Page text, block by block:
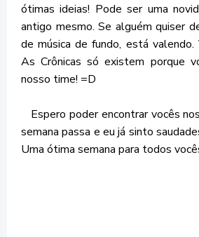
ótimas ideias! Pode ser uma
antigo mesmo. Se alguém quiser
de música de fundo, está valendo.
As Crônicas só existem porque
nosso time! =D
Espero poder encontrar vocês
semana passa e eu já sinto
Uma ótima semana para todos